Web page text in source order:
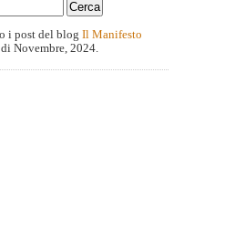
i post del blog Il Manifesto
Novembre, 2024.